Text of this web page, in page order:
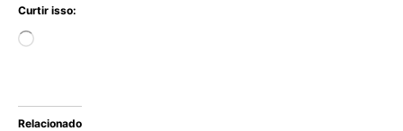
Curtir isso:
Relacionado